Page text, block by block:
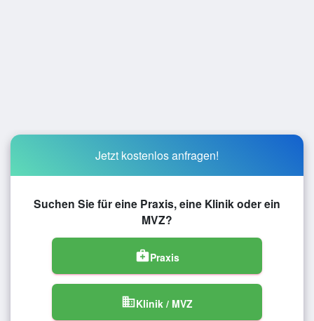
Jetzt kostenlos anfragen!
Suchen Sie für eine Praxis, eine Klinik oder ein
MVZ?
medical_servicesPraxis
domainKlinik / MVZ